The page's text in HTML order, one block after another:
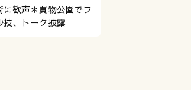
歓声＊買物公園でフ
技、トーク披露